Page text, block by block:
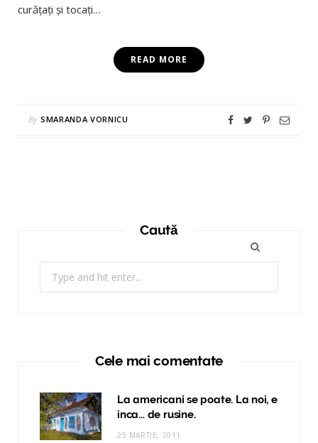
curățați și tocați…
READ MORE
By SMARANDA VORNICU
Caută
for:
Cele mai comentate
La americani se poate. La noi, e
inca… de rusine.
25 MARTIE, 2011